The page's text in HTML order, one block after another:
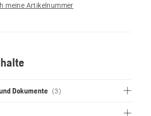
meine Artikelnummer
Dokumente (3)